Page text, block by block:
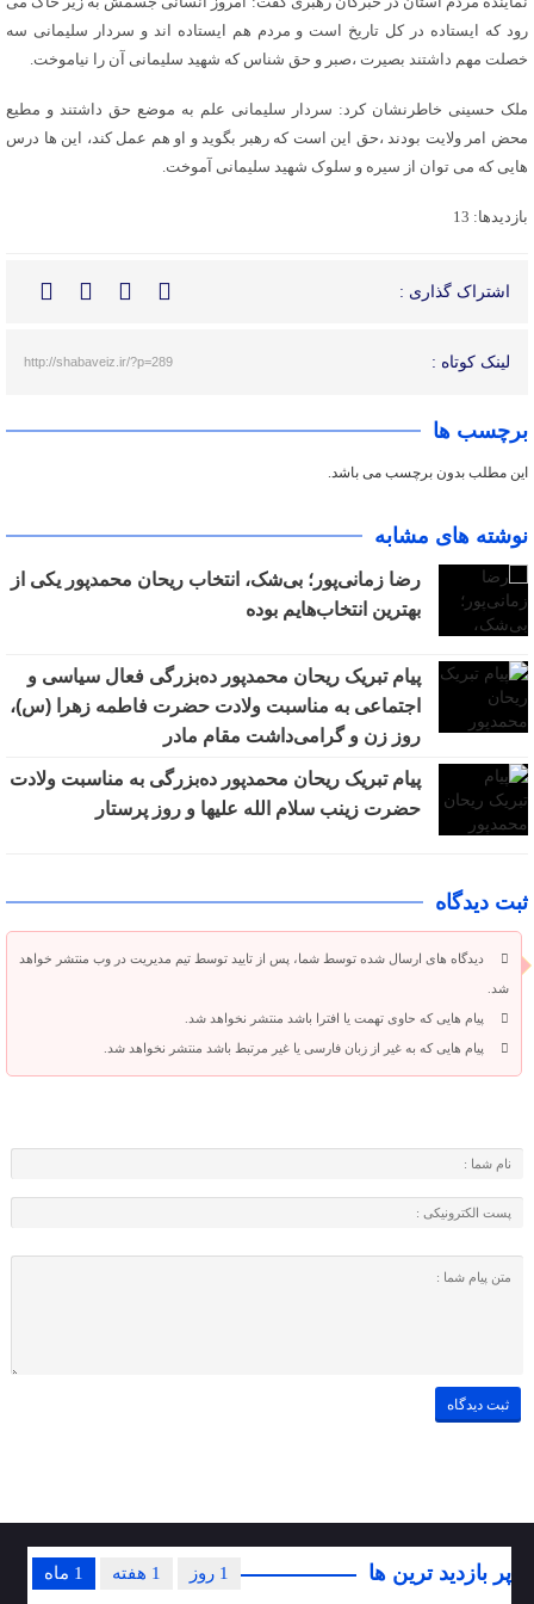
رود که ایستاده در کل تاریخ است و مردم هم ایستاده اند و سردار سلیمانی سه
خصلت مهم داشتند بصیرت ،صبر و حق شناس که شهید سلیمانی آن را نیاموخت.
ملک حسینی خاطرنشان کرد: سردار سلیمانی علم به موضع حق داشتند و مطیع
محض امر ولایت بودند ،حق این است که رهبر بگوید و او هم عمل کند، این ها درس
هایی که می توان از سیره و سلوک شهید سلیمانی آموخت.
بازدیدها: 13
اشتراک گذاری :
لینک کوتاه : http://shabaveiz.ir/?p=289
برچسب ها
این مطلب بدون برچسب می باشد.
نوشته های مشابه
رضا زمانی‌پور؛ بی‌شک، انتخاب ریحان محمدپور یکی از
بهترین انتخاب‌هایم‌ بوده
پیام تبریک ریحان محمدپور ده‌بزرگی فعال سیاسی و
اجتماعی به مناسبت ولادت حضرت فاطمه زهرا (س)،
روز زن و گرامی‌داشت مقام مادر
پیام تبریک ریحان محمدپور ده‌بزرگی به مناسبت ولادت
حضرت زینب سلام الله علیها و روز پرستار
ثبت دیدگاه
دیدگاه های ارسال شده توسط شما، پس از تایید توسط تیم مدیریت در وب منتشر خواهد
شد.
پیام هایی که حاوی تهمت یا افترا باشد منتشر نخواهد شد.
پیام هایی که به غیر از زبان فارسی یا غیر مرتبط باشد منتشر نخواهد شد.
پر بازدید ترین ها 1 ماه 1 هفته 1 روز